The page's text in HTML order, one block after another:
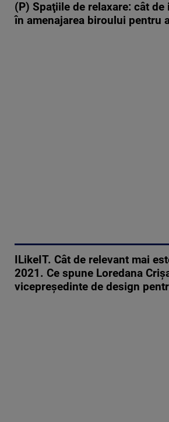
(P) Spaţiile de relaxare: cât
în amenajarea biroului pentru
ILikeIT. Cât de relevant mai
2021. Ce spune Loredana
vicepreședinte de design